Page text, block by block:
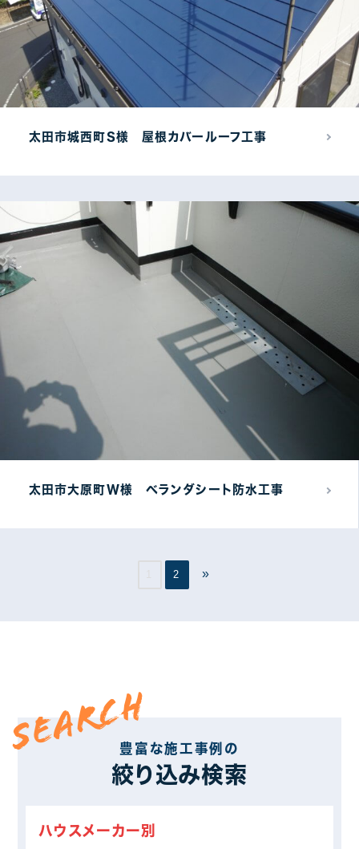
太田市城西町S様 屋根カバールーフ工事
太田市大原町W様 ベランダシート防水工事
2 »
豊富な施工事例の
絞り込み検索
SEARCH
ハウスメーカー別